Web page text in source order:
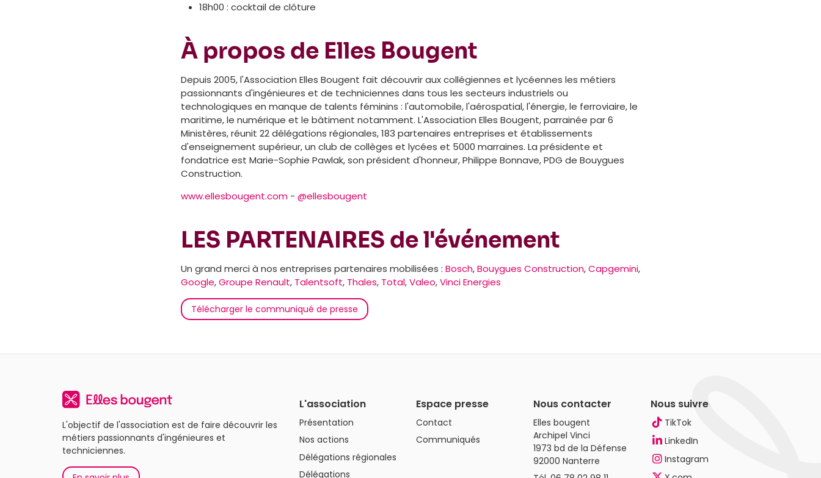
18h00 : cocktail de clôture
À propos de Elles Bougent
Depuis 2005, l'Association Elles Bougent fait découvrir aux collégiennes et lycéennes les métiers
passionnants d'ingénieures et de techniciennes dans tous les secteurs industriels ou
technologiques en manque de talents féminins : l'automobile, l'aérospatial, l'énergie, le ferroviaire, le
maritime, le numérique et le bâtiment notamment. L'Association Elles Bougent, parrainée par 6
Ministères, réunit 22 délégations régionales, 183 partenaires entreprises et établissements
d'enseignement supérieur, un club de collèges et lycées et 5000 marraines. La présidente et
fondatrice est Marie-Sophie Pawlak, son président d'honneur, Philippe Bonnave, PDG de Bouygues
Construction.
www.ellesbougent.com- @ellesbougent
LES PARTENAIRES de l'événement
Un grand merci à nos entreprises partenaires mobilisées : Bosch,Bouygues Construction,Capgemini,
Google,Groupe Renault, Talentsoft, Thales, Total,Valeo,Vinci Energies
Télécharger le communiqué de presse
L'objectif de l'association est de faire découvrir les
métiers passionnants d'ingénieures et
techniciennes.
L'association
Présentation
Nos actions
Délégations régionales
Délégations
Espace presse
Contact
Communiqués
Nous contacter
Elles bougent
Archipel Vinci
1973 bd de la Défense
92000 Nanterre
Nous suivre
TikTok
LinkedIn
Instagram